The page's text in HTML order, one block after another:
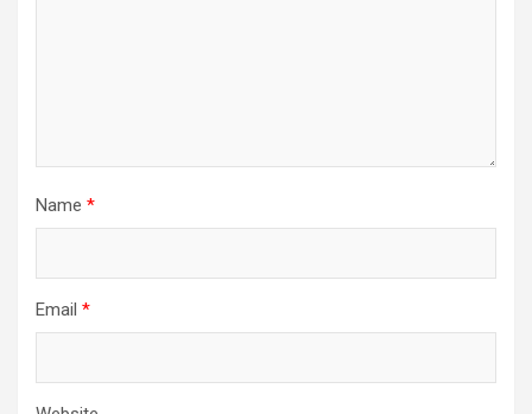
Name *
Email *